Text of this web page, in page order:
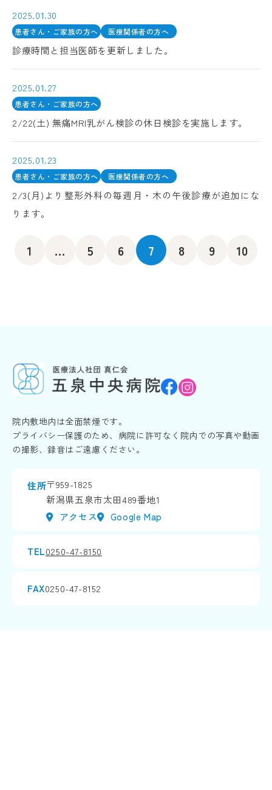
2025.01.30
患者さん・ご家族の方へ 医療関係者の方へ
診療時間と担当医師を更新しました。
2025.01.27
患者さん・ご家族の方へ
2/22(土) 無痛MRI乳がん検診の休日検診を実施します。
2025.01.23
患者さん・ご家族の方へ 医療関係者の方へ
2/3(月)より整形外科の毎週月・木の午後診療が追加にな
ります。
1 ... 5 6 7 8 9 10
院内敷地内は全面禁煙です。
プライバシー保護のため、病院に許可なく院内での写真や動画
の撮影、録音はご遠慮ください。
住所〒959-1825
新潟県五泉市太田489番地1
アクセス
Google Map
TEL0250-47-8150
FAX0250-47-8152